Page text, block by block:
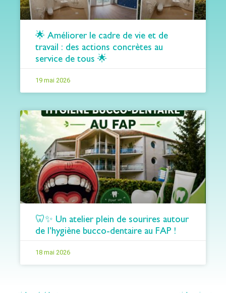
🌟 Améliorer le cadre de vie et de
travail : des actions concrètes au
service de tous 🌟
19 mai 2026
🦷✨ Un atelier plein de sourires autour
de l’hygiène bucco-dentaire au FAP !
18 mai 2026